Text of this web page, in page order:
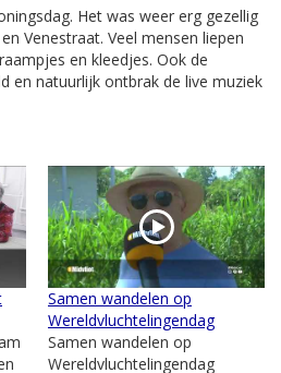
Het was weer erg gezellig
Venestraat. Veel mensen liepen
en kleedjes. Ook de
en natuurlijk ontbrak de live muziek
Samen wandelen op
Wereldvluchtelingendag
Samen wandelen op
Wereldvluchtelingendag